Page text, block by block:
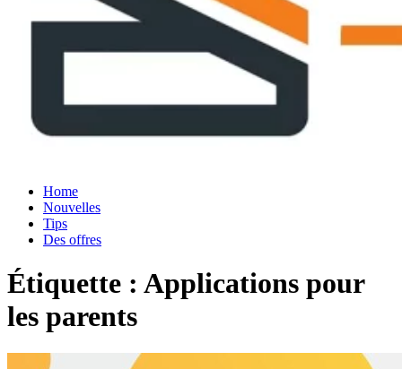
Home
Nouvelles
Tips
Des offres
Étiquette : Applications pour
les parents